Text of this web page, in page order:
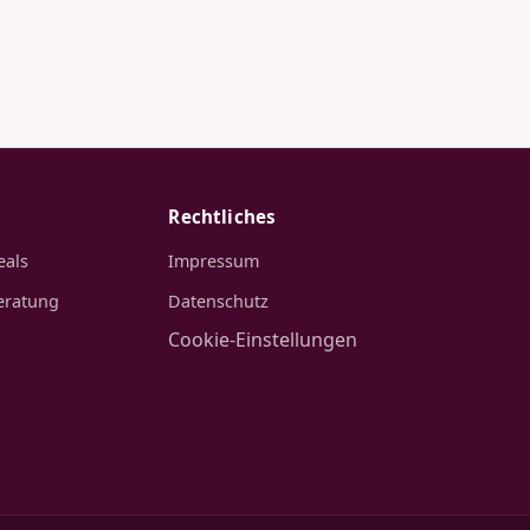
Rechtliches
Impressum
Datenschutz
Cookie-Einstellungen